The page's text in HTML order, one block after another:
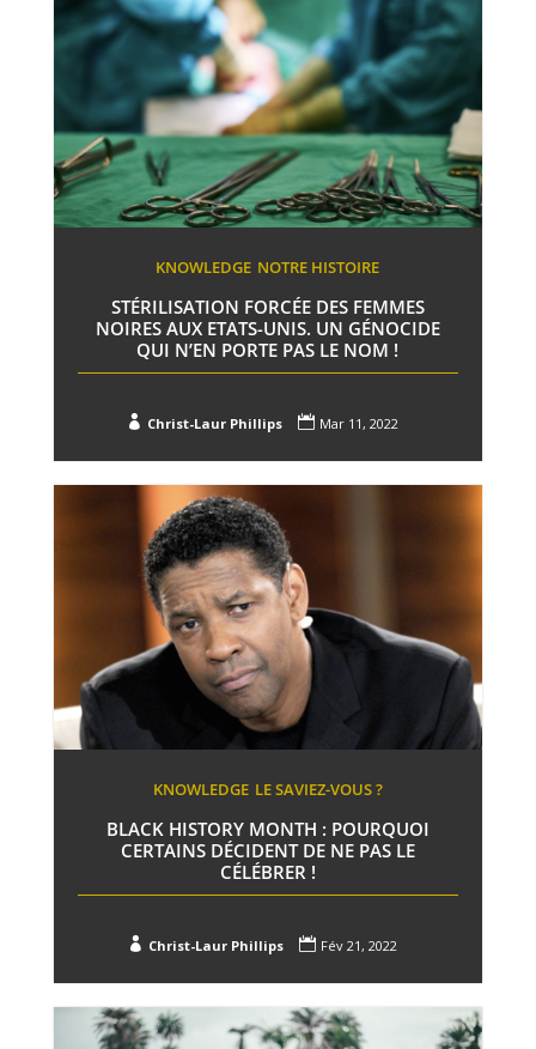
KNOWLEDGE NOTRE HISTOIRE
STÉRILISATION FORCÉE DES FEMMES
NOIRES AUX ETATS-UNIS. UN GÉNOCIDE
QUI N’EN PORTE PAS LE NOM !
 Christ-Laur Phillips  Mar 11, 2022
KNOWLEDGE LE SAVIEZ-VOUS ?
BLACK HISTORY MONTH : POURQUOI
CERTAINS DÉCIDENT DE NE PAS LE
CÉLÉBRER !
 Christ-Laur Phillips  Fév 21, 2022